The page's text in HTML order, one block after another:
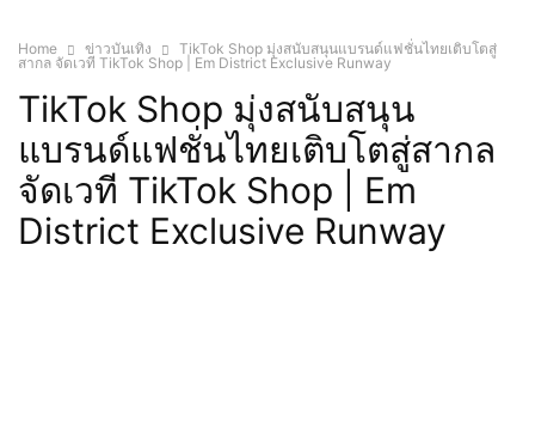
Home ข่าวบันเทิง
TikTok Shop มุ่งสนับสนุนแบรนด์แฟชั่นไทยเติบโตสู่
สากล จัดเวที TikTok Shop | Em District Exclusive Runway
TikTok Shop มุ่งสนับสนุน
แบรนด์แฟชั่นไทยเติบโตสู่สากล
จัดเวที TikTok Shop | Em
District Exclusive Runway